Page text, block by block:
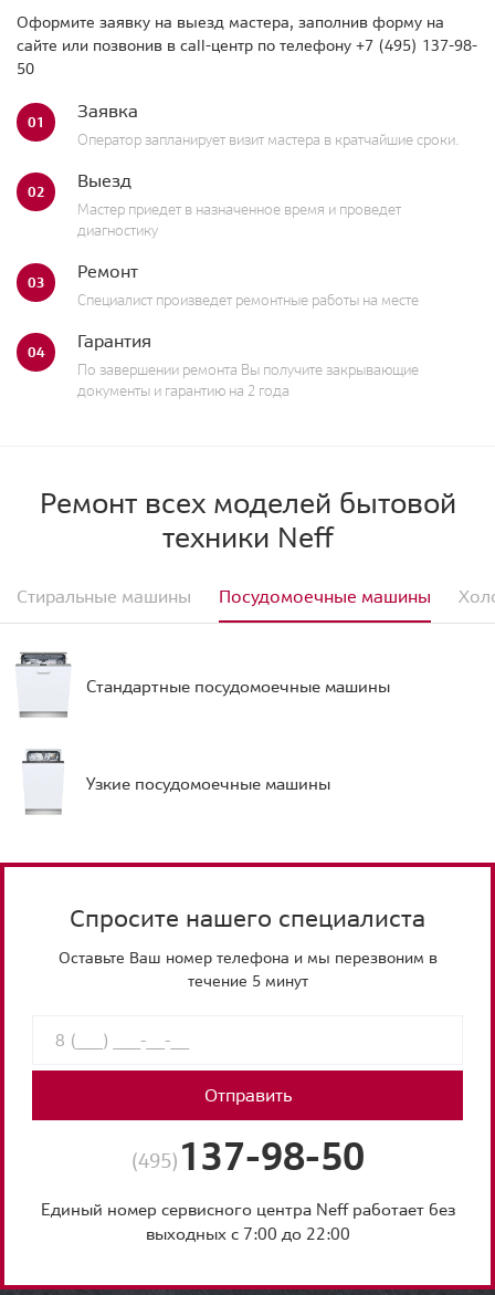
Оформите заявку на выезд мастера, заполнив форму на
сайте или позвонив в call-центр по телефону +7 (495) 137-98-
50
01 Заявка
Оператор запланирует визит мастера в кратчайшие сроки.
02 Выезд
Мастер приедет в назначенное время и проведет
диагностику
03 Ремонт
Специалист произведет ремонтные работы на месте
04 Гарантия
По завершении ремонта Вы получите закрывающие
документы и гарантию на 2 года
Ремонт всех моделей бытовой
техники Neff
Стиральные машины Посудомоечные машины
Стандартные посудомоечные машины
Узкие посудомоечные машины
Спросите нашего специалиста
Оставьте Ваш номер телефона и мы перезвоним в
течение 5 минут
Отправить
(495) 137-98-50
Единый номер сервисного центра Neff работает без
выходных с 7:00 до 22:00